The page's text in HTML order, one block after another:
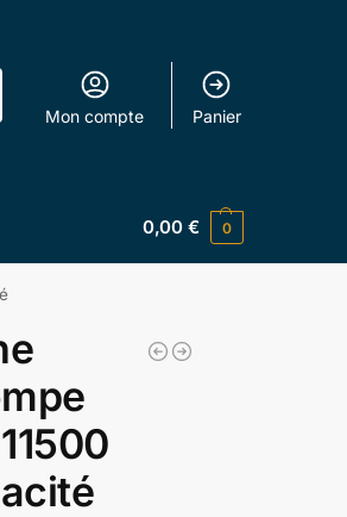
Mon compte Panier
0,00€ 0